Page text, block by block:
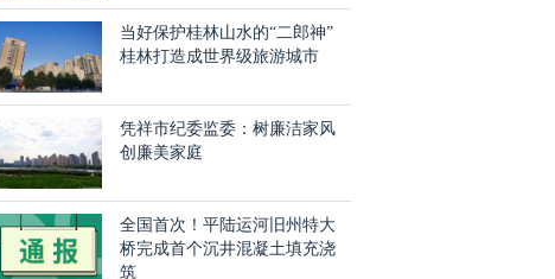
当好保护桂林山水的“二郎神”
桂林打造成世界级旅游城市
凭祥市纪委监委：树廉洁家风
创廉美家庭
全国首次！平陆运河旧州特大
桥完成首个沉井混凝土填充浇
筑